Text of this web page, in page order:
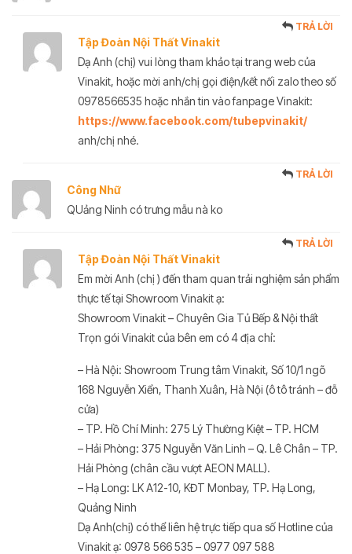
Tập Đoàn Nội Thất Vinakit
TRẢ LỜI
Dạ Anh (chị) vui lòng tham khảo tại trang web của
Vinakit, hoặc mời anh/chị gọi điện/kết nối zalo theo số
0978566535 hoặc nhắn tin vào fanpage Vinakit:
https://www.facebook.com/tubepvinakit/
anh/chị nhé.
Công Nhữ
TRẢ LỜI
QUảng Ninh có trưng mẫu nà ko
Tập Đoàn Nội Thất Vinakit
TRẢ LỜI
Em mời Anh (chị ) đến tham quan trải nghiệm sản phẩm
thực tế tại Showroom Vinakit ạ:
Showroom Vinakit – Chuyên Gia Tủ Bếp & Nội thất
Trọn gói Vinakit của bên em có 4 địa chỉ:
– Hà Nội: Showroom Trung tâm Vinakit, Số 10/1 ngõ
168 Nguyễn Xiển, Thanh Xuân, Hà Nội (ô tô tránh – đỗ
cửa)
– TP. Hồ Chí Minh: 275 Lý Thường Kiệt – TP. HCM
– Hải Phòng: 375 Nguyễn Văn Linh – Q. Lê Chân – TP.
Hải Phòng (chân cầu vượt AEON MALL).
– Hạ Long: LK A12-10, KĐT Monbay, TP. Hạ Long,
Quảng Ninh
Dạ Anh(chị) có thể liên hệ trực tiếp qua số Hotline của
Vinakit ạ: 0978 566 535 – 0977 097 588